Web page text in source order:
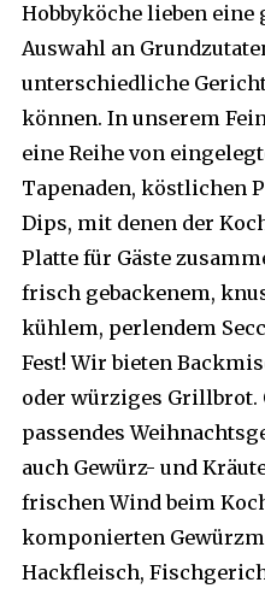
Hobbyköche lieben
Auswahl an
unterschiedliche
können. In unserem
eine Reihe von
Tapenaden, köstlichen
Dips, mit denen der
Platte für Gäste
frisch gebackenem,
kühlem, perlendem
Fest! Wir bieten
oder würziges
passendes
auch Gewürz- und
frischen Wind beim
komponierten
Hackfleisch,